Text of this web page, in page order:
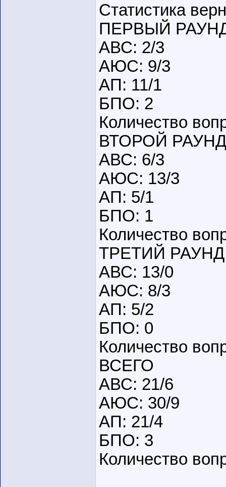
Статистика
ПЕРВЫЙ
АВС: 2/3
АЮС: 9/3
АП: 11/1
БПО: 2
Количество
ВТОРОЙ РАУНД
АВС: 6/3
АЮС: 13/3
АП: 5/1
БПО: 1
Количество
ТРЕТИЙ РАУНД
АВС: 13/0
АЮС: 8/3
АП: 5/2
БПО: 0
Количество
ВСЕГО
АВС: 21/6
АЮС: 30/9
АП: 21/4
БПО: 3
Количество